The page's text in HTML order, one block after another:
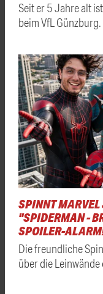
Seit er 5 Jahre alt
beim VfL
SPINNT
"SPIDERMAN -
SPOILER-
Die freundliche
über die